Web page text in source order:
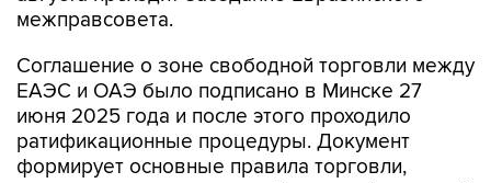
межправсовета.
Соглашение о зоне свободной торговли между
ЕАЭС и ОАЭ было подписано в Минске 27
июня 2025 года и после этого проходило
ратификационные процедуры. Документ
формирует основные правила торговли,